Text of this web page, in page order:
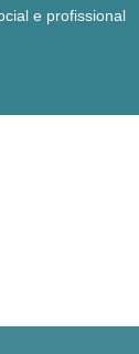
e profissional